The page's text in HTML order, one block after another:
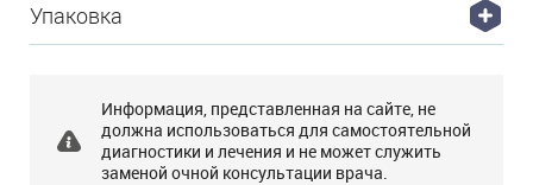
Упаковка
Информация, представленная на сайте, не
должна использоваться для самостоятельной
диагностики и лечения и не может служить
заменой очной консультации врача.